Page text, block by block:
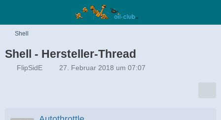
Shell
Shell - Hersteller-Thread
FlipSidE 27. Februar 2018 um 07:07